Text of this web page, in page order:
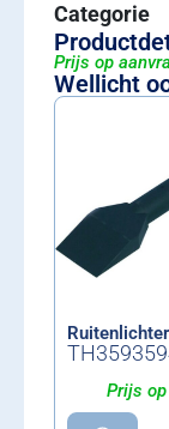
Categorie
Prijs op
Wellicht
Ruitenlichter
Prijs